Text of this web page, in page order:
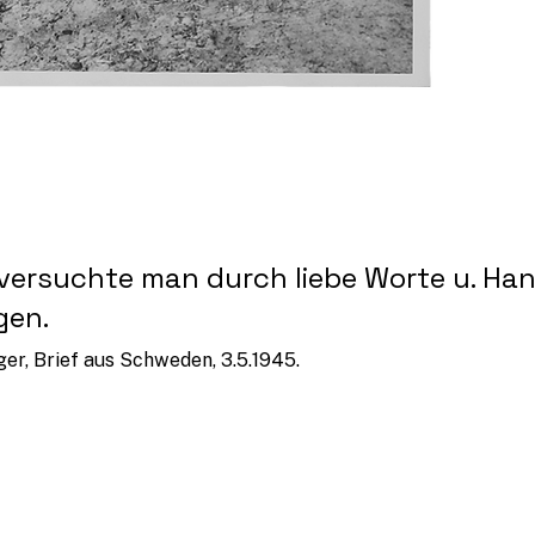
man durch liebe Worte u.
Brief aus Schweden, 3.5.1945.